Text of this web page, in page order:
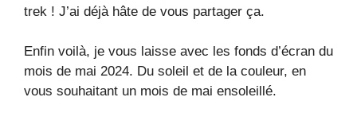
trek ! J’ai déjà hâte de vous partager ça.
Enfin voilà, je vous laisse avec les fonds d’écran du
mois de mai 2024. Du soleil et de la couleur, en
vous souhaitant un mois de mai ensoleillé.